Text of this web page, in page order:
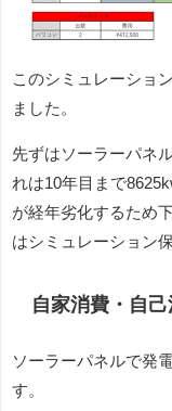
このシミュレーショ
ました。
先ずはソーラーパネ
れは10年目まで
が経年劣化するため
はシミュレーション
自家消費・自
ソーラーパネルで発
す。